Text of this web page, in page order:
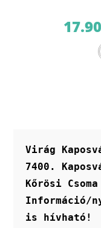
Virág
7400.
Kőrösi
Információ/
is hívható!